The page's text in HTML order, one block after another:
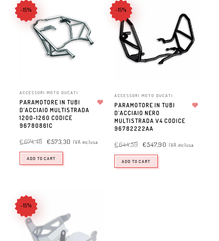
-15%
ACCESSORI MOTO DUCATI
PARAMOTORE IN TUBI
D’ACCIAIO MULTISTRADA
1200-1260 CODICE
96780861C
€674,48 €573,30 IVA inclusa
ADD TO CART
-15%
ACCESSORI MOTO DUCATI
PARAMOTORE IN TUBI
D’ACCIAIO NERO
MULTISTRADA V4 CODICE
96782222AA
€644,59 €547,90 IVA inclusa
ADD TO CART
-15%